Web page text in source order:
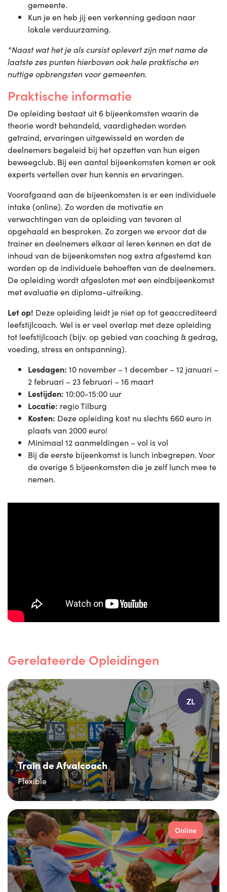
gemeente.
Kun je en heb jij een verkenning gedaan naar
lokale verduurzaming.
*Naast wat het je als cursist oplevert zijn met name de
laatste zes punten hierboven ook hele praktische en
nuttige opbrengsten voor gemeenten.
Praktische informatie
De opleiding bestaat uit 6 bijeenkomsten waarin de
theorie wordt behandeld, vaardigheden worden
getraind, ervaringen uitgewisseld en worden de
deelnemers begeleid bij het opzetten van hun eigen
beweegclub. Bij een aantal bijeenkomsten komen er ook
experts vertellen over hun kennis en ervaringen.
Voorafgaand aan de bijeenkomsten is er een individuele
intake (online). Zo worden de motivatie en
verwachtingen van de opleiding van tevoren al
opgehaald en besproken. Zo zorgen we ervoor dat de
trainer en deelnemers elkaar al leren kennen en dat de
inhoud van de bijeenkomsten nog extra afgestemd kan
worden op de individuele behoeften van de deelnemers.
De opleiding wordt afgesloten met een eindbijeenkomst
met evaluatie en diploma-uitreiking.
Let op! Deze opleiding leidt je niet op tot geaccrediteerd
leefstijlcoach. Wel is er veel overlap met deze opleiding
tot leefstijlcoach (bijv. op gebied van coaching & gedrag,
voeding, stress en ontspanning).
Lesdagen: 10 november – 1 december – 12 januari –
2 februari – 23 februari – 16 maart
Lestijden: 10:00-15:00 uur
Locatie: regio Tilburg
Kosten: Deze opleiding kost nu slechts 660 euro in
plaats van 2000 euro!
Minimaal 12 aanmeldingen – vol is vol
Bij de eerste bijeenkomst is lunch inbegrepen. Voor
de overige 5 bijeenkomsten die je zelf lunch mee te
nemen.
Gerelateerde Opleidingen
ZL
Train de Afvalcoach
Flexible
Online